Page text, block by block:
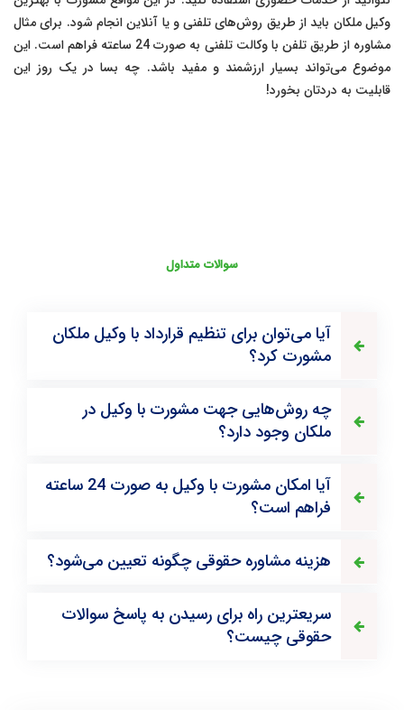
وکیل ملکان باید از طریق روش‌های تلفنی و یا آنلاین انجام شود. برای مثال
مشاوره از طریق تلفن با وکالت تلفنی به صورت 24 ساعته فراهم است. این
موضوع می‌تواند بسیار ارزشمند و مفید باشد. چه بسا در یک روز این
قابلیت به دردتان بخورد!
سوالات متداول
آیا می‌توان برای تنظیم قرارداد با وکیل ملکان
مشورت کرد؟
چه روش‌هایی جهت مشورت با وکیل در
ملکان وجود دارد؟
آیا امکان مشورت با وکیل به صورت 24 ساعته
فراهم است؟
هزینه مشاوره حقوقی چگونه تعیین می‌شود؟
سریعترین راه برای رسیدن به پاسخ سوالات
حقوقی چیست؟